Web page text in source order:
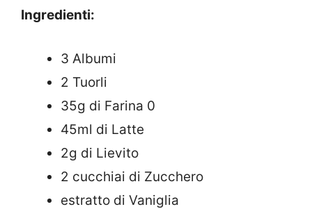
Ingredienti:
3 Albumi
2 Tuorli
35g di Farina 0
45ml di Latte
2g di Lievito
2 cucchiai di Zucchero
estratto di Vaniglia